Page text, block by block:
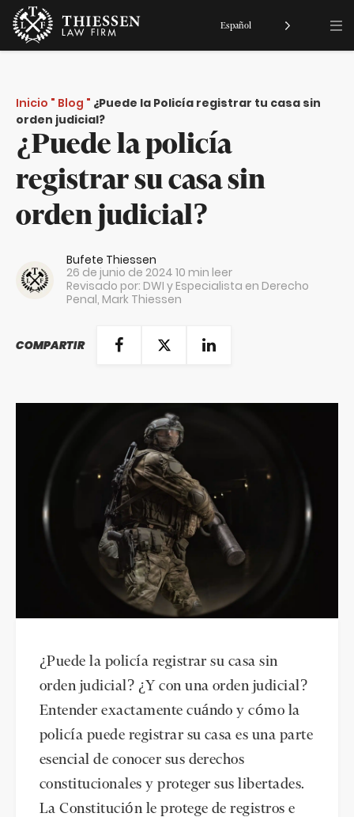
Inicio " Blog " ¿Puede la Policía registrar tu casa sin
orden judicial?
¿Puede la policía
registrar su casa sin
orden judicial?
Bufete Thiessen
26 de junio de 2024 10 min leer
Revisado por: DWI y Especialista en Derecho
Penal, Mark Thiessen
COMPARTIR
¿Puede la policía registrar su casa sin
orden judicial? ¿Y con una orden judicial?
Entender exactamente cuándo y cómo la
policía puede registrar su casa es una parte
esencial de conocer sus derechos
constitucionales y proteger sus libertades.
La Constitución le protege de registros e
Español